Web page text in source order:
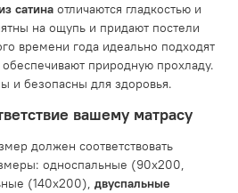
сатина отличаются гладкостью и
на ощупь и придают постели
времени года идеально подходят
природную прохладу.
и безопасны для здоровья.
вашему матрасу
должен соответствовать
односпальные (90x200,
(140x200), двуспальные